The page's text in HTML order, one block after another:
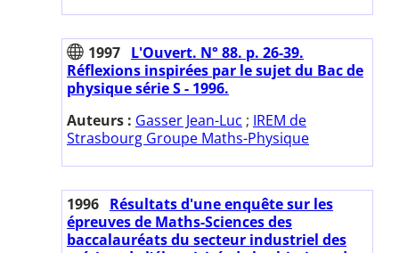
1997 L'Ouvert. N° 88. p. 26-39.
Réflexions inspirées par le sujet du Bac de
physique série S - 1996.
Auteurs : Gasser Jean-Luc ; IREM de
Strasbourg Groupe Maths-Physique
1996 Résultats d'une enquête sur les
épreuves de Maths-Sciences des
baccalauréats du secteur industriel des